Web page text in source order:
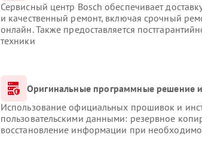
Сервисный центр Bosch обеспечивает
и качественный ремонт, включая срочный
онлайн. Также предоставляется
техники
Оригинальные программные решение
Использование официальных прошивок и
пользовательскими данными: резервное
восстановление информации при